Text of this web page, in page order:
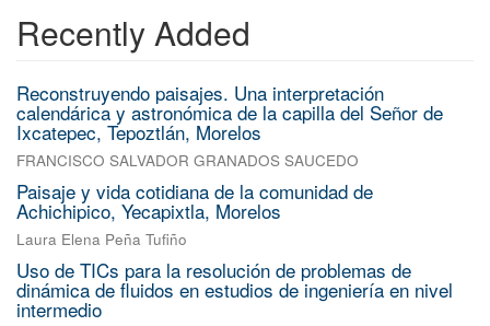
Recently Added
Reconstruyendo paisajes. Una interpretación
calendárica y astronómica de la capilla del Señor de
Ixcatepec, Tepoztlán, Morelos
FRANCISCO SALVADOR GRANADOS SAUCEDO
Paisaje y vida cotidiana de la comunidad de
Achichipico, Yecapixtla, Morelos
Laura Elena Peña Tufiño
Uso de TICs para la resolución de problemas de
dinámica de fluidos en estudios de ingeniería en nivel
intermedio